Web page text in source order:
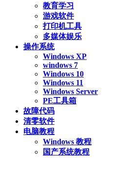
教育学习
游戏软件
打印机工具
多媒体娱乐
操作系统
Windows XP
windows 7
Windows 10
Windows 11
Windows Server
PE工具箱
故障代码
清零软件
电脑教程
Windows 教程
国产系统教程